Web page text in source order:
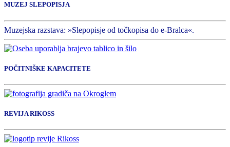
MUZEJ SLEPOPISJA
Muzejska razstava: »Slepopisje od točkopisa do e-Bralca«.
POČITNIŠKE KAPACITETE
REVIJA RIKOSS